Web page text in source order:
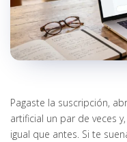
Pagaste la suscripción,
artificial un par de veces
igual que antes. Si te